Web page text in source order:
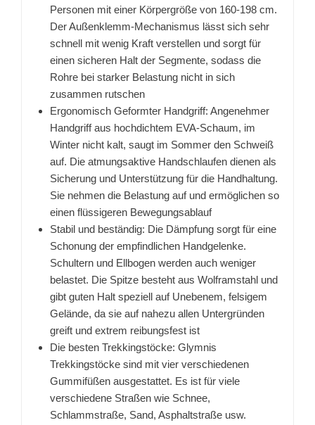
Personen mit einer Körpergröße von 160-198 cm.
Der Außenklemm-Mechanismus lässt sich sehr
schnell mit wenig Kraft verstellen und sorgt für
einen sicheren Halt der Segmente, sodass die
Rohre bei starker Belastung nicht in sich
zusammen rutschen
Ergonomisch Geformter Handgriff: Angenehmer
Handgriff aus hochdichtem EVA-Schaum, im
Winter nicht kalt, saugt im Sommer den Schweiß
auf. Die atmungsaktive Handschlaufen dienen als
Sicherung und Unterstützung für die Handhaltung.
Sie nehmen die Belastung auf und ermöglichen so
einen flüssigeren Bewegungsablauf
Stabil und beständig: Die Dämpfung sorgt für eine
Schonung der empfindlichen Handgelenke.
Schultern und Ellbogen werden auch weniger
belastet. Die Spitze besteht aus Wolframstahl und
gibt guten Halt speziell auf Unebenem, felsigem
Gelände, da sie auf nahezu allen Untergründen
greift und extrem reibungsfest ist
Die besten Trekkingstöcke: Glymnis
Trekkingstöcke sind mit vier verschiedenen
Gummifüßen ausgestattet. Es ist für viele
verschiedene Straßen wie Schnee,
Schlammstraße, Sand, Asphaltstraße usw.